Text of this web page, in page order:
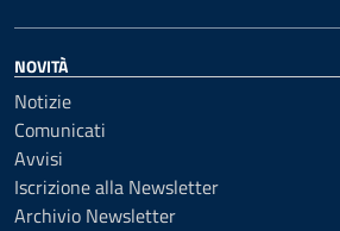
NOVITÀ
Notizie
Comunicati
Avvisi
Iscrizione alla Newsletter
Archivio Newsletter